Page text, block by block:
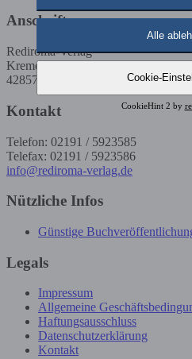
Anschrift
Rediroma-Verlag
Kremenholler Str. 53
42857 Remscheid
Kontakt
Telefon: 02191 / 5923585
Telefax: 02191 / 5923586
info@rediroma-verlag.de
Nützliche Infos
Günstige
Legals
Impressum
Allgemeine
Haftungsausschluss
Datenschutzerklärung
Kontakt
Alle
Cookie-
CookieHint 2 by